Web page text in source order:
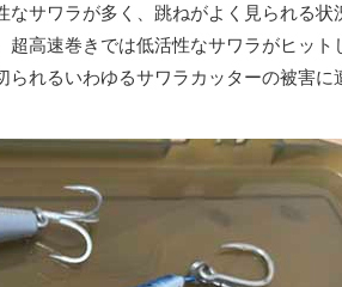
サワラが多く、跳ねがよく見られる状
高速巻きでは低活性なサワラがヒット
られるいわゆるサワラカッターの被害に